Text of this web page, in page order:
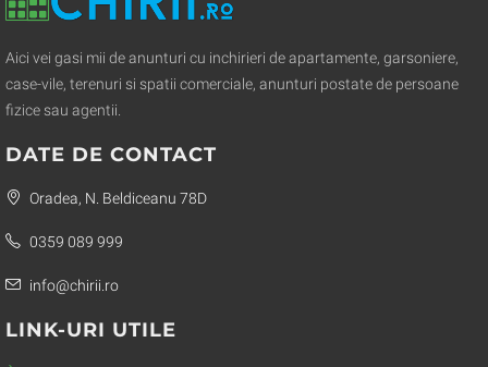
Aici vei gasi mii de anunturi cu inchirieri de apartamente, garsoniere,
case-vile, terenuri si spatii comerciale, anunturi postate de persoane
fizice sau agentii.
DATE DE CONTACT
Oradea, N. Beldiceanu 78D
0359 089 999
info@chirii.ro
LINK-URI UTILE